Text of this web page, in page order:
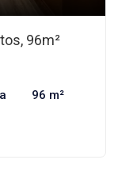
96m²
96 m²